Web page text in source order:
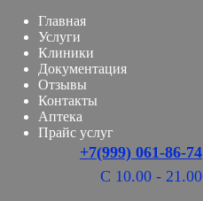
Главная
Услуги
Клиники
Документация
Отзывы
Контакты
Аптека
Прайс услуг
+7(999) 061-86-74
С 10.00 - 21.00